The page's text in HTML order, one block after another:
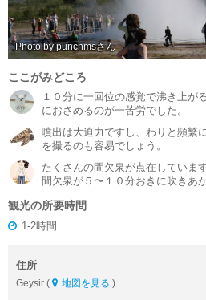
Photo by punchms
ここがみどころ
１０分に一回位の感覚で沸き上が
におさめるのが一苦労でした。
噴出は大迫力ですし、わりと頻繁
を撮るのも容易でしょう。
たくさんの間欠泉が点在していま
間欠泉が５〜１０分おきに吹きあ
観光の所要時間
1-2時間
住所
Geysir ( 地図を見る )